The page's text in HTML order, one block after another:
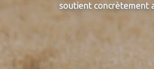
soutient concrètement